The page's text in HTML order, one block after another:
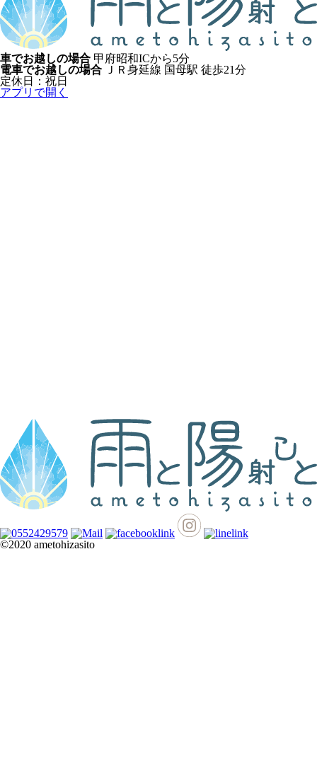
車でお越しの場合 甲府昭和ICから5分
電車でお越しの場合 ＪＲ身延線 国母駅 徒歩21分
定休日：祝日
アプリで開く
©2020 ametohizasito